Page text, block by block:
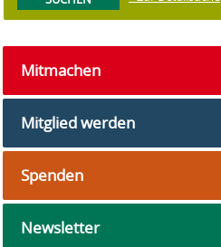
Mitmachen
Mitglied werden
Spenden
Newsletter